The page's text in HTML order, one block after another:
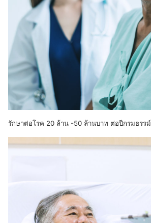
รักษาต่อโรค 20 ล้าน -50 ล้านบาท ต่อปีกรมธรรม์